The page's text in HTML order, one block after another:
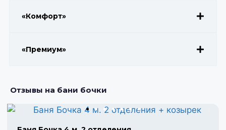
«Комфорт»
«Премиум»
Отзывы на бани бочки